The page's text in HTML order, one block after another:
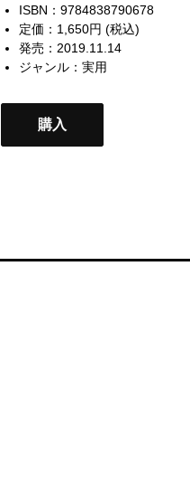
ISBN：9784838790678
定価：1,650円 (税込)
発売：2019.11.14
ジャンル： 実用
購入